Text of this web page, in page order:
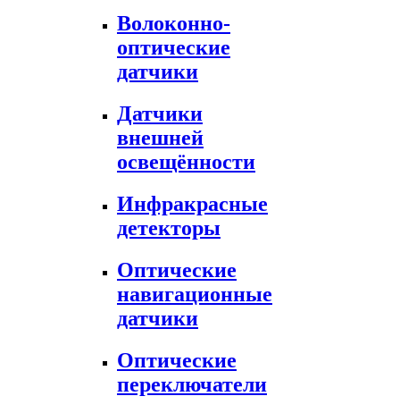
Волоконно-
оптические
датчики
Датчики
внешней
освещённости
Инфракрасные
детекторы
Оптические
навигационные
датчики
Оптические
переключатели